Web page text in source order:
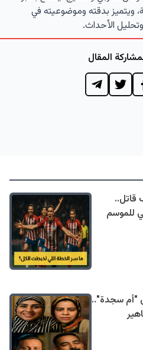
ويتميز بدقته وموضوعيته في
الأحداث.
المقال
قاتل..
للموسم
لحبس "أم سجدة"..
مشاهير